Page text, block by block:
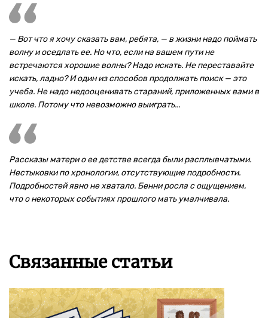
— Вот что я хочу сказать вам, ребята, — в жизни надо поймать
волну и оседлать ее. Но что, если на вашем пути не
встречаются хорошие волны? Надо искать. Не переставайте
искать, ладно? И один из способов продолжать поиск — это
учеба. Не надо недооценивать стараний, приложенных вами в
школе. Потому что невозможно выиграть...
Рассказы матери о ее детстве всегда были расплывчатыми.
Нестыковки по хронологии, отсутствующие подробности.
Подробностей явно не хватало. Бенни росла с ощущением,
что о некоторых событиях прошлого мать умалчивала.
Связанные статьи